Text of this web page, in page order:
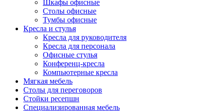
Шкафы офисные
Столы офисные
Тумбы офисные
Кресла и стулья
Кресла для руководителя
Кресла для персонала
Офисные стулья
Конференц-кресла
Компьютерные кресла
Мягкая мебель
Столы для переговоров
Стойки ресепшн
Специализированная мебель